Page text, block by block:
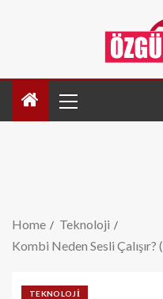
Home
Teknoloji
Kombi Neden Sesli Çalışır?
TEKNOLOJI